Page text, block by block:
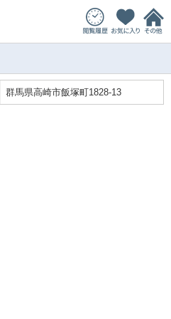
群馬県高崎市飯塚町1828-13